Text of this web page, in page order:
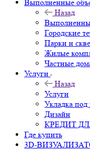
Выполненные
Назад
Городские
Парки и
Жилые
Частные
Услуги
Назад
Услуги
Укладка
Дизайн
КРЕДИТ
Где купить
3D-